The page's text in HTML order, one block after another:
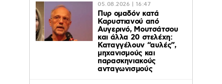
05.08.2026 | 16:47
Πυρ ομαδόν κατά
Καρυστιανού από
Αυγερινό, Μουτσάτσου
και άλλα 20 στελέχη:
Καταγγέλουν “αυλές”,
μηχανισμούς και
παρασκηνιακούς
ανταγωνισμούς